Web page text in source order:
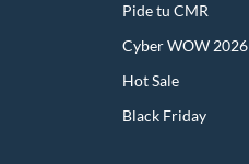
Pide tu CMR
Cyber WOW 2026
Hot Sale
Black Friday